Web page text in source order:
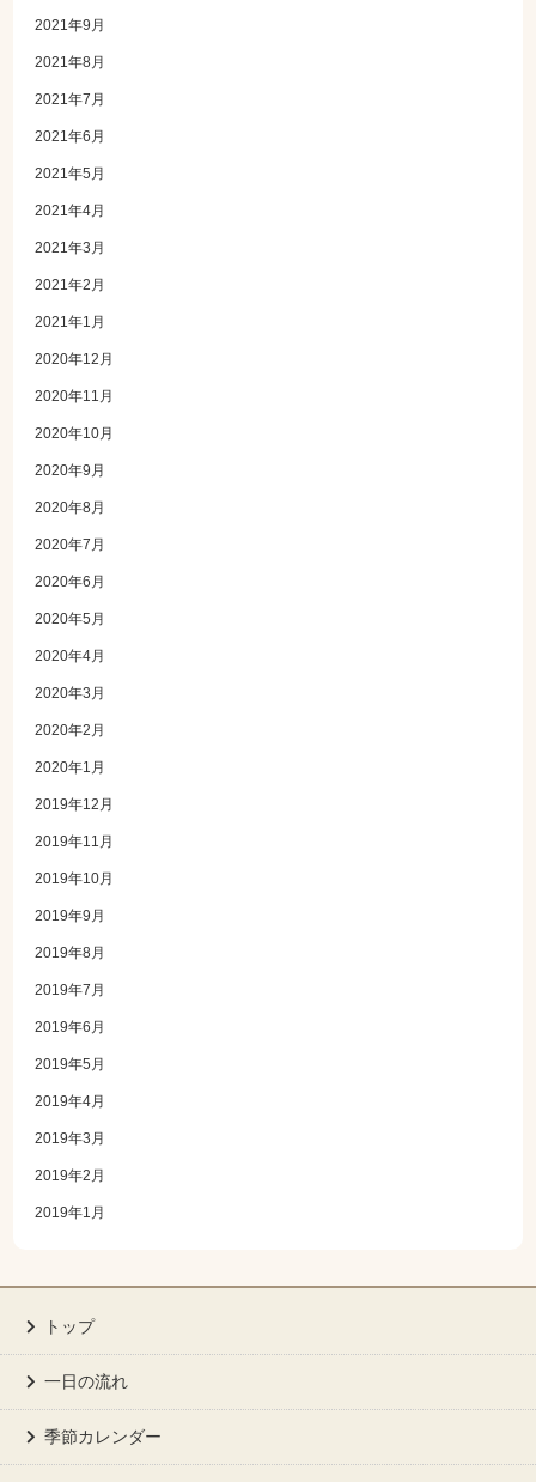
2021年9月
2021年8月
2021年7月
2021年6月
2021年5月
2021年4月
2021年3月
2021年2月
2021年1月
2020年12月
2020年11月
2020年10月
2020年9月
2020年8月
2020年7月
2020年6月
2020年5月
2020年4月
2020年3月
2020年2月
2020年1月
2019年12月
2019年11月
2019年10月
2019年9月
2019年8月
2019年7月
2019年6月
2019年5月
2019年4月
2019年3月
2019年2月
2019年1月
トップ
一日の流れ
季節カレンダー